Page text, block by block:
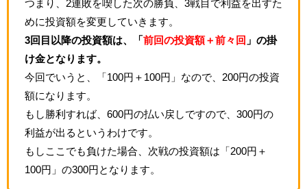
つまり、2連敗を喫した次の勝負、3戦目で利益を出すた
めに投資額を変更していきます。
3回目以降の投資額は、「 前回の投資額＋前々回 」の掛
け金となります。
今回でいうと、「100円＋100円」なので、200円の投資
額になります。
もし勝利すれば、600円の払い戻しですので、300円の
利益が出るというわけです。
もしここでも負けた場合、次戦の投資額は「200円＋
100円」の300円となります。